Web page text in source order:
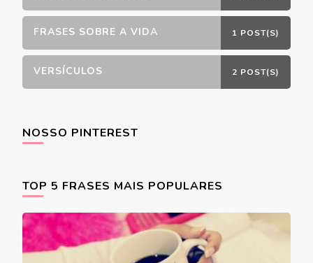
FRASES SOBRE A VIDA 1 POST(S)
VERSÍCULOS 2 POST(S)
NOSSO PINTEREST
TOP 5 FRASES MAIS POPULARES